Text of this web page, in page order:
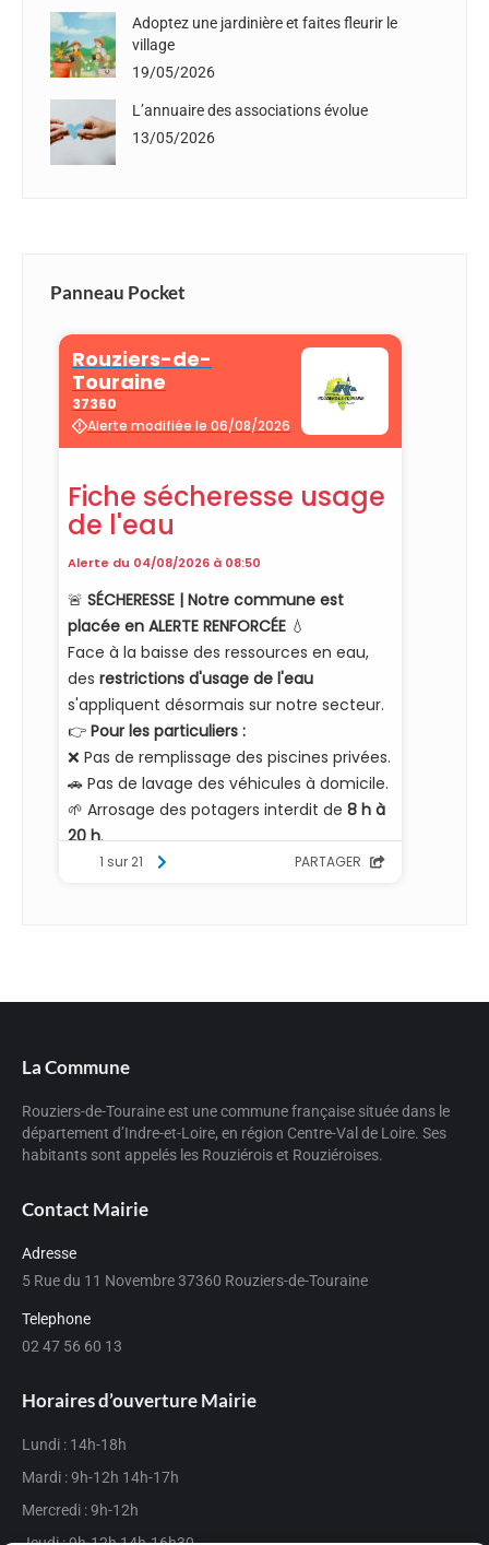
Adoptez une jardinière et faites fleurir le
village
19/05/2026
L’annuaire des associations évolue
13/05/2026
Panneau Pocket
La Commune
Rouziers-de-Touraine est une commune française située dans le
département d’Indre-et-Loire, en région Centre-Val de Loire. Ses
habitants sont appelés les Rouziérois et Rouziéroises.
Contact Mairie
Adresse
5 Rue du 11 Novembre 37360 Rouziers-de-Touraine
Telephone
02 47 56 60 13
Horaires d’ouverture Mairie
Lundi : 14h-18h
Mardi : 9h-12h 14h-17h
Mercredi : 9h-12h